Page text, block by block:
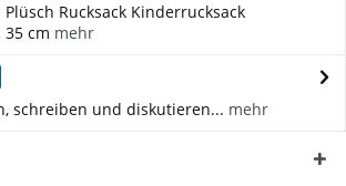
Rucksack Kinderrucksack
cm mehr
schreiben und diskutieren... mehr